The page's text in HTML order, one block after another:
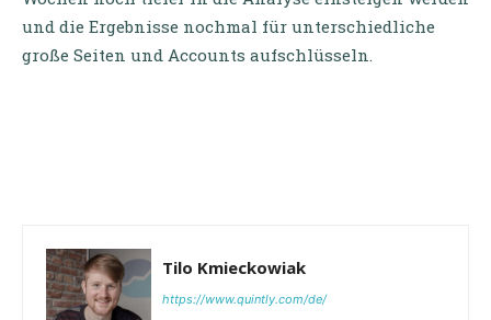
und die Ergebnisse nochmal für unterschiedliche
große Seiten und Accounts aufschlüsseln.
Tilo Kmieckowiak
https://www.quintly.com/de/